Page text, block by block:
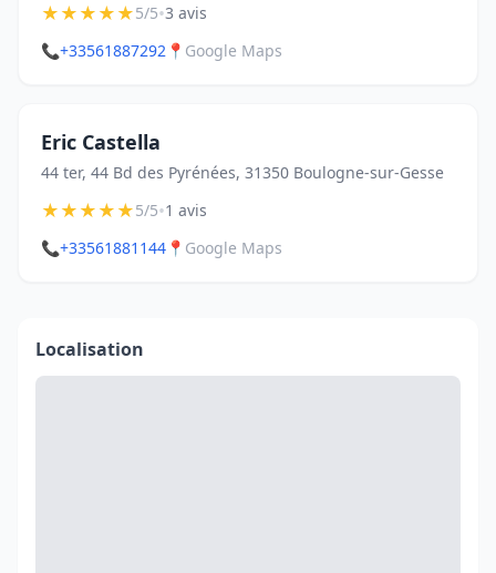
★★★★★5/5•3 avis
📞+33561887292 📍 Google Maps
Eric Castella
44 ter, 44 Bd des Pyrénées, 31350 Boulogne-sur-Gesse
★★★★★5/5•1 avis
📞+33561881144 📍 Google Maps
Localisation